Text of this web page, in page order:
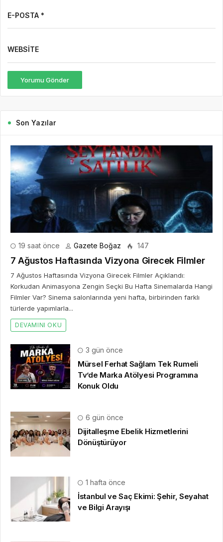
E-POSTA *
WEBSITE
Yorumu Gönder
Son Yazılar
19 saat önce Gazete Boğaz 147
7 Ağustos Haftasında Vizyona Girecek Filmler
7 Ağustos Haftasında Vizyona Girecek Filmler Açıklandı:
Korkudan Animasyona Zengin Seçki Bu Hafta Sinemalarda Hangi
Filmler Var? Sinema salonlarında yeni hafta, birbirinden farklı
türlerde yapımlarla...
DEVAMINI OKU
3 gün önce
Mürsel Ferhat Sağlam Tek Rumeli
Tv’de Marka Atölyesi Programına
Konuk Oldu
6 gün önce
Dijitalleşme Ebelik Hizmetlerini
Dönüştürüyor
1 hafta önce
İstanbul ve Saç Ekimi: Şehir, Seyahat
ve Bilgi Arayışı